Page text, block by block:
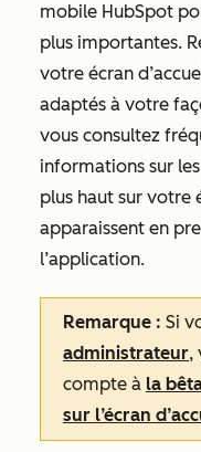
mobile HubSpot
plus importantes.
votre écran
adaptés à votre
vous consultez
informations sur
plus haut sur votre
apparaissent en
l’application.
Remarque : Si
administrateur,
compte à la
sur l’écran